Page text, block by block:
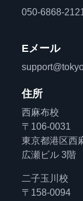
050-6868-
Eメール
住所
西麻布校
〒106-0031
東京都港区西
広瀬ビル 3階
二子玉川校
〒158-0094